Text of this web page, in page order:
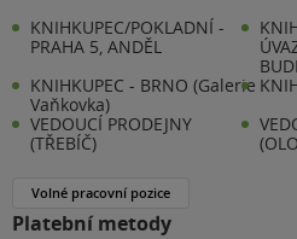
KNIHKUPEC/POKLADNÍ -
PRAHA 5, ANDĚL
KNIHKUPEC - BRNO (Galerie
Vaňkovka)
VEDOUCÍ PRODEJNY
(TŘEBÍČ)
Volné pracovní pozice
Platební metody